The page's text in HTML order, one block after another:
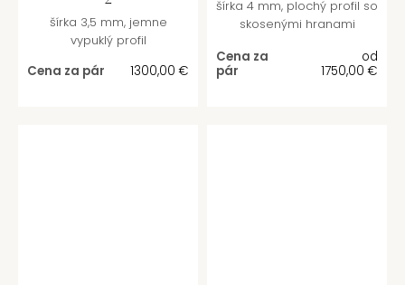
šírka 3,5 mm, jemne
vypuklý profil
Cena za pár
1300,00 €
šírka 4 mm, plochý profil so
skosenými hranami
Cena za
pár
od
1750,00 €